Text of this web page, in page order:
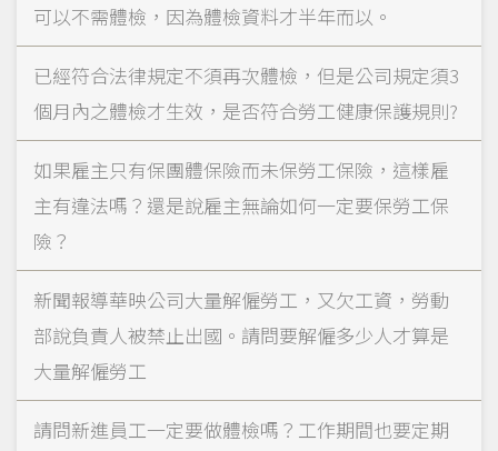
可以不需體檢，因為體檢資料才半年而以。
已經符合法律規定不須再次體檢，但是公司規定須3
個月內之體檢才生效，是否符合勞工健康保護規則?
如果雇主只有保團體保險而未保勞工保險，這樣雇
主有違法嗎？還是說雇主無論如何一定要保勞工保
險？
新聞報導華映公司大量解僱勞工，又欠工資，勞動
部說負責人被禁止出國。請問要解僱多少人才算是
大量解僱勞工
請問新進員工一定要做體檢嗎？工作期間也要定期